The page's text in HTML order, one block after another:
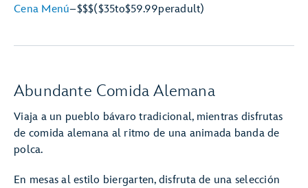
Cena Menú–$$$($35to$59.99peradult)
Abundante Comida Alemana
Viaja a un pueblo bávaro tradicional, mientras disfrutas
de comida alemana al ritmo de una animada banda de
polca.
En mesas al estilo biergarten, disfruta de una selección